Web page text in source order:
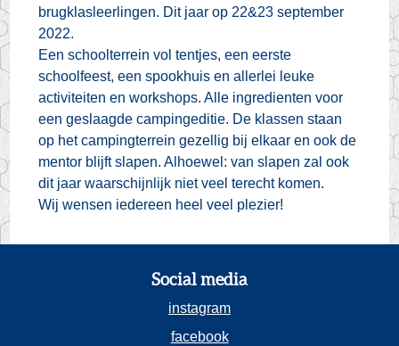
brugklasleerlingen. Dit jaar op 22&23 september
2022.
Een schoolterrein vol tentjes, een eerste
schoolfeest, een spookhuis en allerlei leuke
activiteiten en workshops. Alle ingredienten voor
een geslaagde campingeditie. De klassen staan
op het campingterrein gezellig bij elkaar en ook de
mentor blijft slapen. Alhoewel: van slapen zal ook
dit jaar waarschijnlijk niet veel terecht komen.
Wij wensen iedereen heel veel plezier!
Social media
instagram
facebook